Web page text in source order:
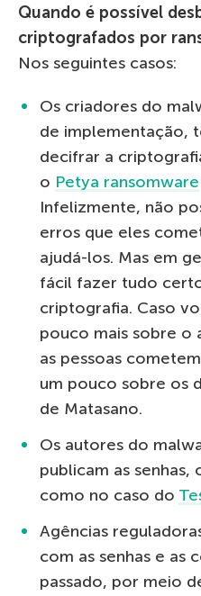
Quando é possível
criptografados por
Nos seguintes casos:
Os criadores do
de implementação,
decifrar a
o Petya ransomware
Infelizmente, não
erros que eles
ajudá-los. Mas em
fácil fazer tudo
criptografia. Caso
pouco mais sobre o
as pessoas
um pouco sobre os
de Matasano.
Os autores do
publicam as senhas,
como no caso do
Agências
com as senhas e as
passado, por meio